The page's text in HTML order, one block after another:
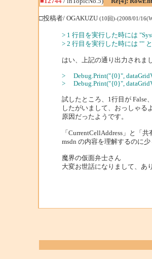
□投稿者/ OGAKUZU (10回)-(2008/01/
> 1 行目を実行した時には
> 2 行目を実行した時には ""
はい、上記の通り出力されま
> Debug.Print("{0}",
> Debug.Print("{0}",
試したところ、1行目が False
したがいまして、おっしゃる
原因だったようです。
「CurrentCellAddress」と「
msdn の内容を理解するのに
魔界の仮面弁士さん
大変お世話になりまして、あ